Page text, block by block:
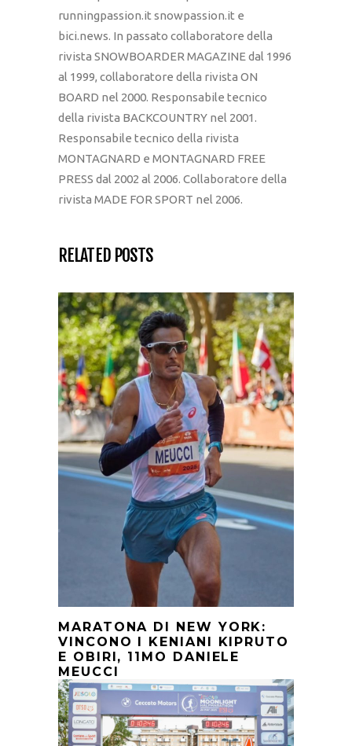
runningpassion.it snowpassion.it e
bici.news. In passato collaboratore della
rivista SNOWBOARDER MAGAZINE dal 1996
al 1999, collaboratore della rivista ON
BOARD nel 2000. Responsabile tecnico
della rivista BACKCOUNTRY nel 2001.
Responsabile tecnico della rivista
MONTAGNARD e MONTAGNARD FREE
PRESS dal 2002 al 2006. Collaboratore della
rivista MADE FOR SPORT nel 2006.
RELATED POSTS
MARATONA DI NEW YORK:
VINCONO I KENIANI KIPRUTO
E OBIRI, 11MO DANIELE
MEUCCI